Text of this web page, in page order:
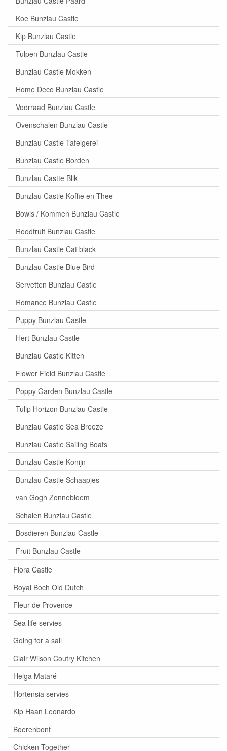
Koe Bunzlau Castle
Kip Bunzlau Castle
Tulpen Bunzlau Castle
Bunzlau Castle Mokken
Home Deco Bunzlau Castle
Voorraad Bunzlau Castle
Ovenschalen Bunzlau Castle
Bunzlau Castle Tafelgerei
Bunzlau Castle Borden
Bunzlau Castte Blik
Bunzlau Castle Koffie en Thee
Bowls / Kommen Bunzlau Castle
Roodfruit Bunzlau Castle
Bunzlau Castle Cat black
Bunzlau Castle Blue Bird
Servetten Bunzlau Castle
Romance Bunzlau Castle
Puppy Bunzlau Castle
Hert Bunzlau Castle
Bunzlau Castle Kitten
Flower Field Bunzlau Castle
Poppy Garden Bunzlau Castle
Tulip Horizon Bunzlau Castle
Bunzlau Castle Sea Breeze
Bunzlau Castle Sailing Boats
Bunzlau Castle Konijn
Bunzlau Castle Schaapjes
van Gogh Zonnebloem
Schalen Bunzlau Castle
Bosdieren Bunzlau Castle
Fruit Bunzlau Castle
Flora Castle
Royal Boch Old Dutch
Fleur de Provence
Sea life servies
Going for a sail
Clair Wilson Coutry Kitchen
Helga Mataré
Hortensia servies
Kip Haan Leonardo
Boerenbont
Chicken Together